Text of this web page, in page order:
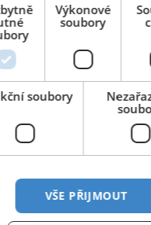
oceánu: Který
destinací?
s rostlinnými produkty:
vědět
ČLÁNKY
Výkonové
soubory
soubory
VŠE PŘIJMOUT